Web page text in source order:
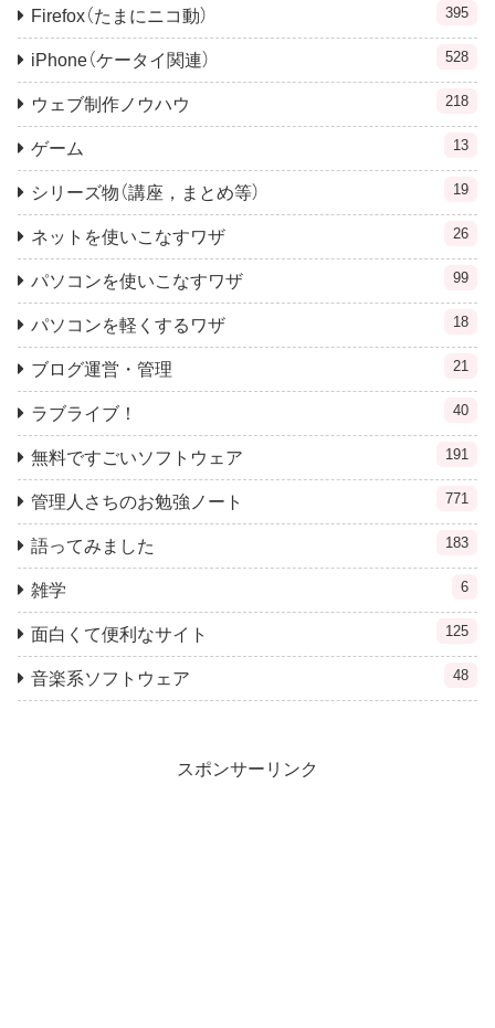
Firefox（たまにニコ動） 395
iPhone（ケータイ関連） 528
ウェブ制作ノウハウ 218
ゲーム 13
シリーズ物（講座，まとめ等） 19
ネットを使いこなすワザ 26
パソコンを使いこなすワザ 99
パソコンを軽くするワザ 18
ブログ運営・管理 21
ラブライブ！ 40
無料ですごいソフトウェア 191
管理人さちのお勉強ノート 771
語ってみました 183
雑学 6
面白くて便利なサイト 125
音楽系ソフトウェア 48
スポンサーリンク